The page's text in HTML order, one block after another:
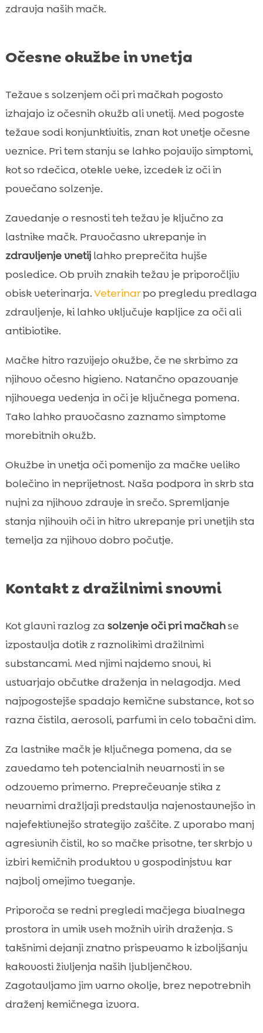
zdravja naših mačk.
Očesne okužbe in vnetja
Težave s solzenjem oči pri mačkah pogosto
izhajajo iz očesnih okužb ali vnetij. Med pogoste
težave sodi konjunktivitis, znan kot vnetje očesne
veznice. Pri tem stanju se lahko pojavijo simptomi,
kot so rdečica, otekle veke, izcedek iz oči in
povečano solzenje.
Zavedanje o resnosti teh težav je ključno za
lastnike mačk. Pravočasno ukrepanje in
zdravljenje vnetijlahko preprečita hujše
posledice. Ob prvih znakih težav je priporočljiv
obisk veterinarja.Veterinarpo pregledu predlaga
zdravljenje, ki lahko vključuje kapljice za oči ali
antibiotike.
Mačke hitro razvijejo okužbe, če ne skrbimo za
njihovo očesno higieno. Natančno opazovanje
njihovega vedenja in oči je ključnega pomena.
Tako lahko pravočasno zaznamo simptome
morebitnih okužb.
Okužbe in vnetja oči pomenijo za mačke veliko
bolečino in neprijetnost. Naša podpora in skrb sta
nujni za njihovo zdravje in srečo. Spremljanje
stanja njihovih oči in hitro ukrepanje pri vnetjih sta
temelja za njihovo dobro počutje.
Kontakt z dražilnimi snovmi
Kot glavni razlog za solzenje oči pri mačkahse
izpostavlja dotik z raznolikimi dražilnimi
substancami. Med njimi najdemo snovi, ki
ustvarjajo občutke draženja in nelagodja. Med
najpogostejše spadajo kemične substance, kot so
razna čistila, aerosoli, parfumi in celo tobačni dim.
Za lastnike mačk je ključnega pomena, da se
zavedamo teh potencialnih nevarnosti in se
odzovemo primerno. Preprečevanje stika z
nevarnimi dražljaji predstavlja najenostavnejšo in
najefektivnejšo strategijo zaščite. Z uporabo manj
agresivnih čistil, ko so mačke prisotne, ter skrbjo v
izbiri kemičnih produktov v gospodinjstvu kar
najbolj omejimo tveganje.
Priporoča se redni pregledi mačjega bivalnega
prostora in umik vseh možnih virih draženja. S
takšnimi dejanji znatno prispevamo k izboljšanju
kakovosti življenja naših ljubljenčkov.
Zagotavljamo jim varno okolje, brez nepotrebnih
draženj kemičnega izvora.